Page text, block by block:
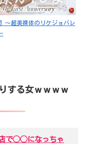
超美裸体のリケジョバレ
する女ｗｗｗｗ
で◯◯になっちゃ